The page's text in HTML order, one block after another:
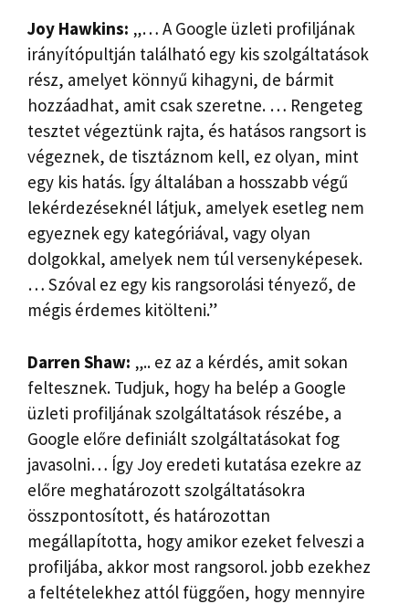
Joy Hawkins: „… A Google üzleti profiljának
irányítópultján található egy kis szolgáltatások
rész, amelyet könnyű kihagyni, de bármit
hozzáadhat, amit csak szeretne. … Rengeteg
tesztet végeztünk rajta, és hatásos rangsort is
végeznek, de tisztáznom kell, ez olyan, mint
egy kis hatás. Így általában a hosszabb végű
lekérdezéseknél látjuk, amelyek esetleg nem
egyeznek egy kategóriával, vagy olyan
dolgokkal, amelyek nem túl versenyképesek.
… Szóval ez egy kis rangsorolási tényező, de
mégis érdemes kitölteni.”
Darren Shaw: „.. ez az a kérdés, amit sokan
feltesznek. Tudjuk, hogy ha belép a Google
üzleti profiljának szolgáltatások részébe, a
Google előre definiált szolgáltatásokat fog
javasolni… Így Joy eredeti kutatása ezekre az
előre meghatározott szolgáltatásokra
összpontosított, és határozottan
megállapította, hogy amikor ezeket felveszi a
profiljába, akkor most rangsorol. jobb ezekhez
a feltételekhez attól függően, hogy mennyire